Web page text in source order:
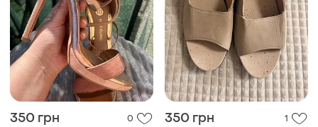
350 грн 0 350 грн
1